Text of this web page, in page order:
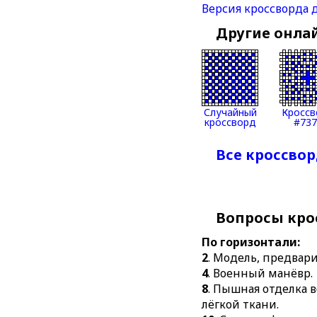
Версия кроссворда
Другие
Случайный
кроссворд
Все
Вопросы
По горизонтали:
2. Модель,
4. Военный манёвр.
8. Пышная отделка
лёгкой ткани.